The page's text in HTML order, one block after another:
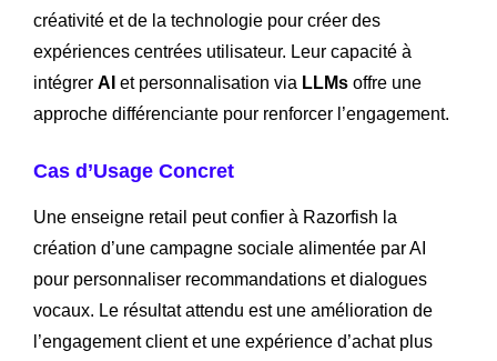
créativité et de la technologie pour créer des
expériences centrées utilisateur. Leur capacité à
intégrer AI et personnalisation via LLMs offre une
approche différenciante pour renforcer l’engagement.
Cas d’Usage Concret
Une enseigne retail peut confier à Razorfish la
création d’une campagne sociale alimentée par AI
pour personnaliser recommandations et dialogues
vocaux. Le résultat attendu est une amélioration de
l’engagement client et une expérience d’achat plus